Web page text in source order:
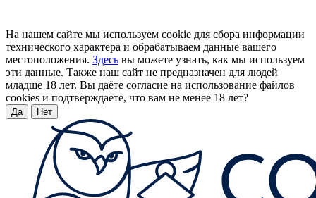
На нашем сайте мы используем cookie для сбора информации
технического характера и обрабатываем данные вашего
местоположения. Здесь вы можете узнать, как мы используем
эти данные. Также наш сайт не предназначен для людей
младше 18 лет. Вы даёте согласие на использование файлов
cookies и подтверждаете, что вам не менее 18 лет?
Да Нет